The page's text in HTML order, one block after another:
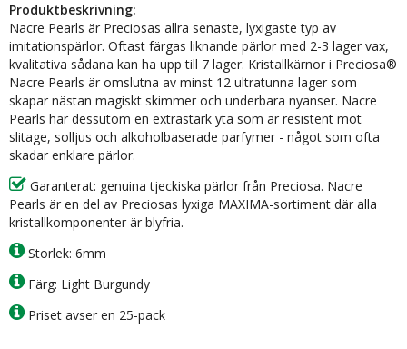
Produktbeskrivning:
Nacre Pearls är Preciosas allra senaste, lyxigaste typ av
imitationspärlor. Oftast färgas liknande pärlor med 2-3 lager vax,
kvalitativa sådana kan ha upp till 7 lager. Kristallkärnor i Preciosa®
Nacre Pearls är omslutna av minst 12 ultratunna lager som
skapar nästan magiskt skimmer och underbara nyanser. Nacre
Pearls har dessutom en extrastark yta som är resistent mot
slitage, solljus och alkoholbaserade parfymer - något som ofta
skadar enklare pärlor.
Garanterat: genuina tjeckiska pärlor från Preciosa. Nacre
Pearls är en del av Preciosas lyxiga MAXIMA-sortiment där alla
kristallkomponenter är blyfria.
Storlek: 6mm
Färg: Light Burgundy
Priset avser en 25-pack